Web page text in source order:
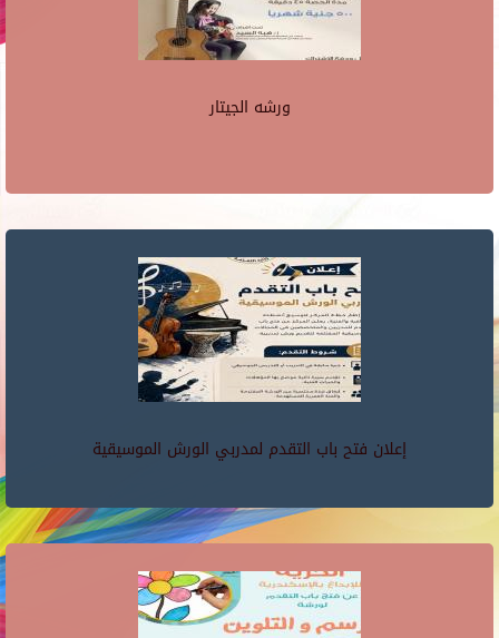
ورشه الجيتار
إعلان فتح باب التقدم لمدربي الورش الموسيقية